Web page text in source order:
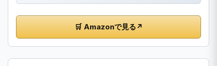
🛒 Amazonで見る ↗